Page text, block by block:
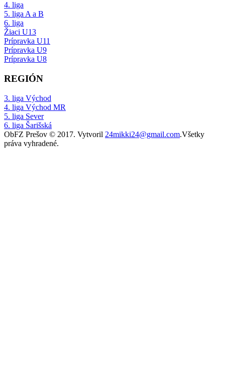
4. liga
5. liga A a B
6. liga
Žiaci U13
Prípravka U11
Prípravka U9
Prípravka U8
REGIÓN
3. liga Východ
4. liga Východ MR
5. liga Sever
6. liga Šarišská
ObFZ Prešov © 2017. Vytvoril 24mikki24@gmail.com.Všetky
práva vyhradené.